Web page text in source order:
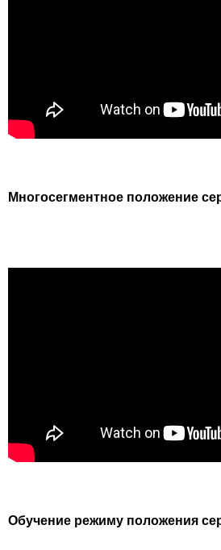
Многосегментное положение
Обучение режиму положения